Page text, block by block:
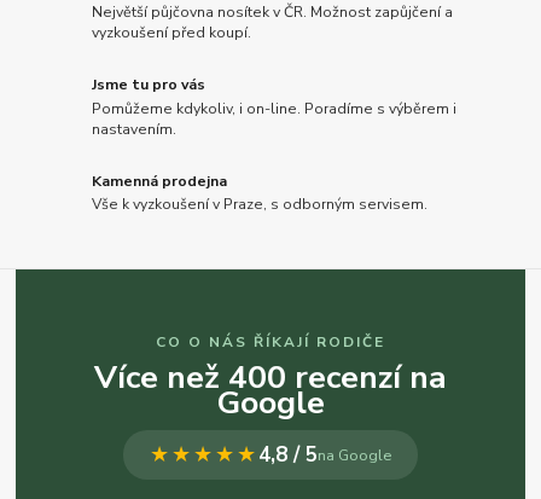
Největší půjčovna nosítek v ČR. Možnost zapůjčení a
vyzkoušení před koupí.
Jsme tu pro vás
Pomůžeme kdykoliv, i on-line. Poradíme s výběrem i
nastavením.
Kamenná prodejna
Vše k vyzkoušení v Praze, s odborným servisem.
CO O NÁS ŘÍKAJÍ RODIČE
Více než 400 recenzí na
Google
★★★★★4,8 / 5na Google